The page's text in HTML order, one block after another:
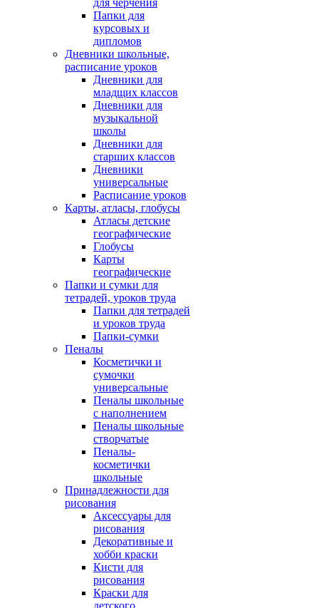
для черчения
Папки для
курсовых и
дипломов
Дневники школьные,
расписание уроков
Дневники для
младщих классов
Дневники для
музыкальной
школы
Дневники для
старших классов
Дневники
универсальные
Расписание уроков
Карты, атласы, глобусы
Атласы детские
географические
Глобусы
Карты
географические
Папки и сумки для
тетрадей, уроков труда
Папки для тетрадей
и уроков труда
Папки-сумки
Пеналы
Косметички и
сумочки
универсальные
Пеналы школьные
с наполнением
Пеналы школьные
створчатые
Пеналы-
косметички
школьные
Принадлежности для
рисования
Аксессуары для
рисования
Декоративные и
хобби краски
Кисти для
рисования
Краски для
детского